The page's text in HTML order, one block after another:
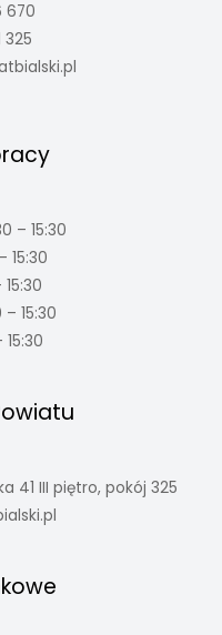
670
325
– 15:30
15:30
15:30
41 III piętro, pokój 325